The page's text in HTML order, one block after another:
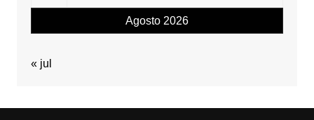
Agosto 2026
« jul